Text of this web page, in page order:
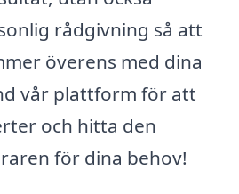
rådgivning så att
överens med dina
vår plattform för att
och hitta den
för dina behov!